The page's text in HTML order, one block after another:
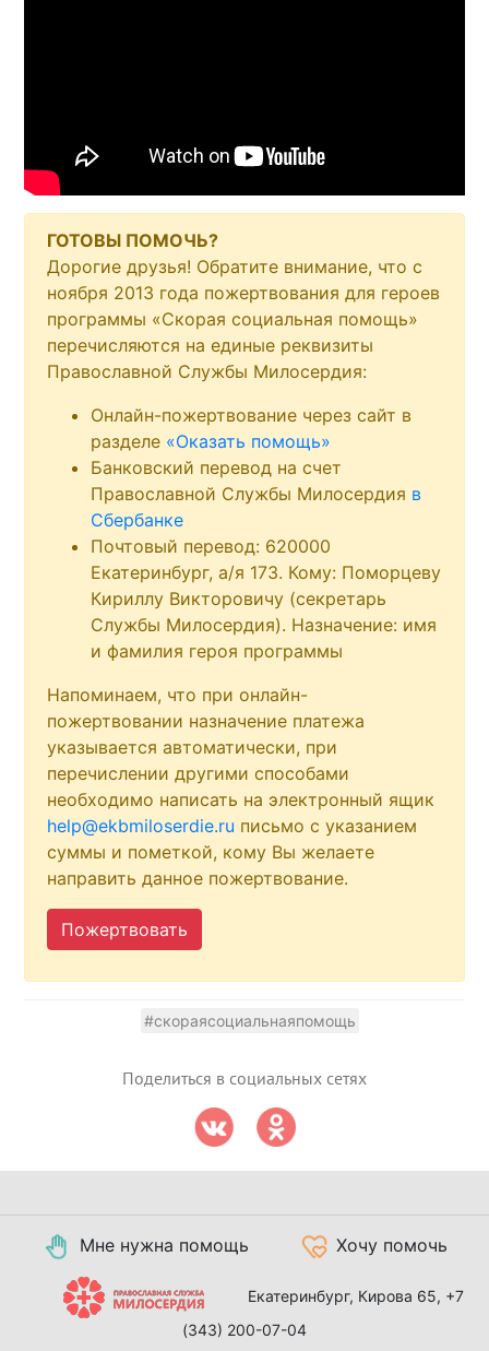
ГОТОВЫ ПОМОЧЬ?
Дорогие друзья! Обратите внимание, что с
ноября 2013 года пожертвования для героев
программы «Скорая социальная помощь»
перечисляются на единые реквизиты
Православной Службы Милосердия:
Онлайн-пожертвование через сайт в
разделе «Оказать помощь»
Банковский перевод на счет
Православной Службы Милосердия в
Сбербанке
Почтовый перевод: 620000
Екатеринбург, а/я 173. Кому: Поморцеву
Кириллу Викторовичу (секретарь
Службы Милосердия). Назначение: имя
и фамилия героя программы
Напоминаем, что при онлайн-
пожертвовании назначение платежа
указывается автоматически, при
перечислении другими способами
необходимо написать на электронный ящик
help@ekbmiloserdie.ru письмо с указанием
суммы и пометкой, кому Вы желаете
направить данное пожертвование.
Пожертвовать
#скораясоциальнаяпомощь
Поделиться в социальных сетях
Мне нужна помощь Хочу помочь
Екатеринбург, Кирова 65, +7
(343) 200-07-04